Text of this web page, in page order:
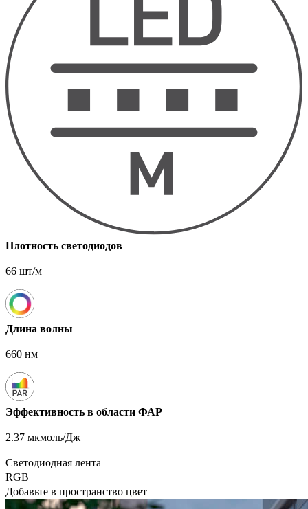
Плотность светодиодов
66 шт/м
Длина волны
660 нм
Эффективность в области ФАР
2.37 мкмоль/Дж
Светодиодная лента
RGB
Добавьте в пространство цвет